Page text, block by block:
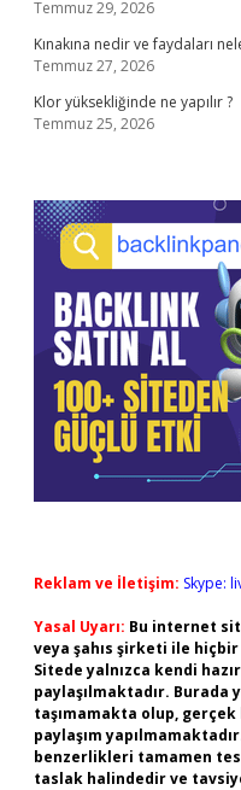
Temmuz 29, 2026
Kınakına nedir ve faydaları
Temmuz 27, 2026
Klor yüksekliğinde ne yapılır ?
Temmuz 25, 2026
Reklam ve İletişim: Skype:
Yasal Uyarı: Bu internet
veya şahıs şirketi ile
Sitede yalnızca kendi
paylaşılmaktadır.
taşımamakta olup,
paylaşım
benzerlikleri tamamen
taslak halindedir ve